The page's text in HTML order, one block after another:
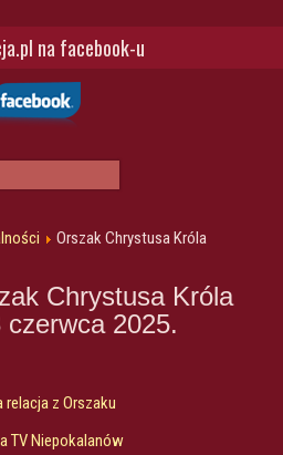
na facebook-u
Orszak Chrystusa Króla
Chrystusa Króla
czerwca 2025.
relacja z Orszaku
TV Niepokalanów